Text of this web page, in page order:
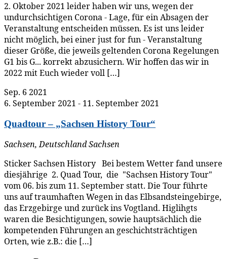
2. Oktober 2021 leider haben wir uns, wegen der
undurchsichtigen Corona - Lage, für ein Absagen der
Veranstaltung entscheiden müssen. Es ist uns leider
nicht möglich, bei einer just for fun - Veranstaltung
dieser Größe, die jeweils geltenden Corona Regelungen
G1 bis G... korrekt abzusichern. Wir hoffen das wir in
2022 mit Euch wieder voll […]
Sep. 6 2021
6. September 2021 - 11. September 2021
Quadtour – „Sachsen History Tour“
Sachsen, DeutschlandSachsen
Sticker Sachsen History Bei bestem Wetter fand unsere
diesjährige 2. Quad Tour, die "Sachsen History Tour"
vom 06. bis zum 11. September statt. Die Tour führte
uns auf traumhaften Wegen in das Elbsandsteingebirge,
das Erzgebirge und zurück ins Vogtland. Higlihgts
waren die Besichtigungen, sowie hauptsächlich die
kompetenden Führungen an geschichtsträchtigen
Orten, wie z.B.: die […]